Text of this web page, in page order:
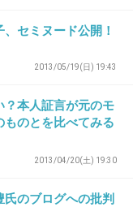
う気が、、、
アイドルやっ
セミヌード公開！
2013/05/19(日) 19:43
？本人証言が元のモ
のとを比べてみる
2013/04/20(土) 19:30
のブログへの批判